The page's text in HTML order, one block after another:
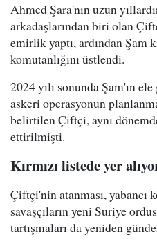
Ahmed Şara'nın uzun
arkadaşlarından biri olan
emirlik yaptı, ardından Şam
komutanlığını üstlendi.
2024 yılı sonunda Şam'ın
askeri operasyonun
belirtilen Çiftçi, aynı
ettirilmişti.
Kırmızı listede yer
Çiftçi'nin atanması, yabancı
savaşçıların yeni Suriye
tartışmaları da yeniden